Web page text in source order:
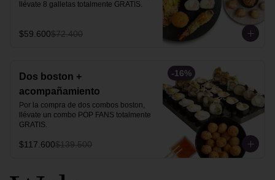
llévate 8 galletas totalmente GRATIS.
$59.600$72.400
-16%
Dos boston +
acompañamiento
Por la compra de dos combos boston,
llévate un combo POP FANS totalmente
GRATIS.
$117.600$139.500